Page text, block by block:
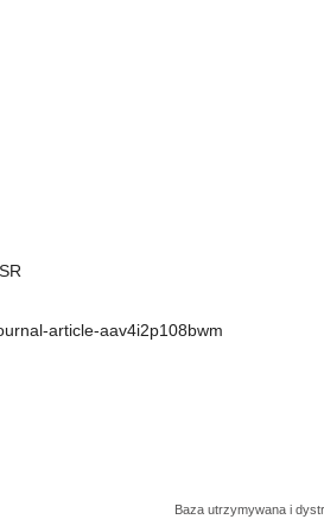
article-aav4i2p108bwm
Baza utrzymywana i